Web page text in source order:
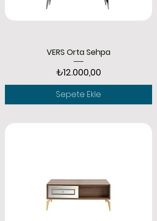
VERS Orta Sehpa
Fiyat
₺12.000,00
Sepete Ekle